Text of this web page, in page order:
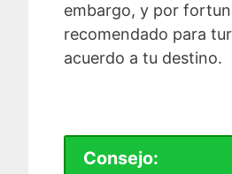
embargo, y por
recomendado para
acuerdo a tu destino.
Consejo: